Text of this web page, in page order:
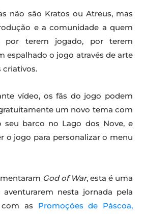
não são Kratos ou Atreus, mas
e a comunidade a quem
por terem jogado, por terem
espalhado o jogo através de arte
criativos.
vídeo, os fãs do jogo podem
um novo tema com
seu barco no Lago dos Nove, e
o jogo para personalizar o menu
God of War, esta é uma
nesta jornada pela
as Promoções de Páscoa,